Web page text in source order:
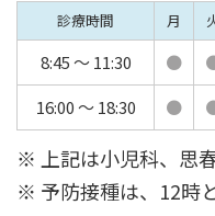
診療時間 月
8:45 ～ 11:30 ●
16:00 ～ 18:30
●
※ 上記は小児科、思
※ 予防接種は、12時